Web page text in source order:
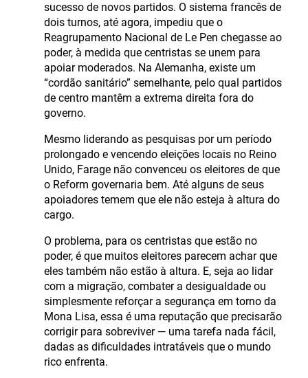
sucesso de novos partidos. O sistema francês de
dois turnos, até agora, impediu que o
Reagrupamento Nacional de Le Pen chegasse ao
poder, à medida que centristas se unem para
apoiar moderados. Na Alemanha, existe um
“cordão sanitário” semelhante, pelo qual partidos
de centro mantêm a extrema direita fora do
governo.
Mesmo liderando as pesquisas por um período
prolongado e vencendo eleições locais no Reino
Unido, Farage não convenceu os eleitores de que
o Reform governaria bem. Até alguns de seus
apoiadores temem que ele não esteja à altura do
cargo.
O problema, para os centristas que estão no
poder, é que muitos eleitores parecem achar que
eles também não estão à altura. E, seja ao lidar
com a migração, combater a desigualdade ou
simplesmente reforçar a segurança em torno da
Mona Lisa, essa é uma reputação que precisarão
corrigir para sobreviver — uma tarefa nada fácil,
dadas as dificuldades intratáveis que o mundo
rico enfrenta.